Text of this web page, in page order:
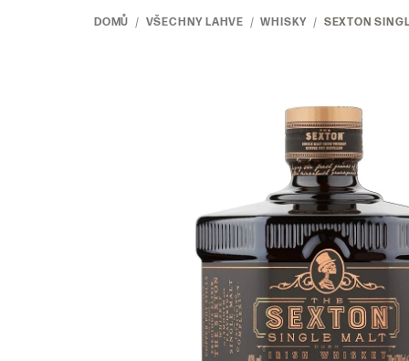
DOMŮ / VŠECHNY LAHVE / WHISKY / SEXTON